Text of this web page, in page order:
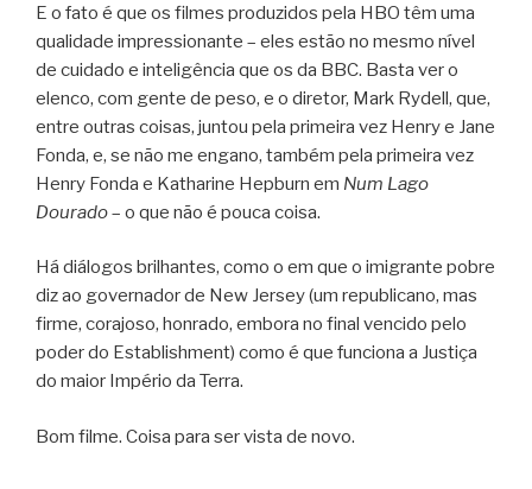
E o fato é que os filmes produzidos pela HBO têm uma
qualidade impressionante – eles estão no mesmo nível
de cuidado e inteligência que os da BBC. Basta ver o
elenco, com gente de peso, e o diretor, Mark Rydell, que,
entre outras coisas, juntou pela primeira vez Henry e Jane
Fonda, e, se não me engano, também pela primeira vez
Henry Fonda e Katharine Hepburn em Num Lago
Dourado– o que não é pouca coisa.
Há diálogos brilhantes, como o em que o imigrante pobre
diz ao governador de New Jersey (um republicano, mas
firme, corajoso, honrado, embora no final vencido pelo
poder do Establishment) como é que funciona a Justiça
do maior Império da Terra.
Bom filme. Coisa para ser vista de novo.